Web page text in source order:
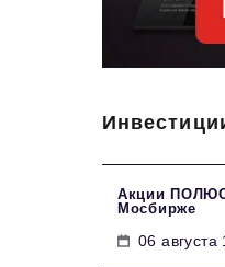
Акции ПОЛЮС
Мосбирже
06 августа